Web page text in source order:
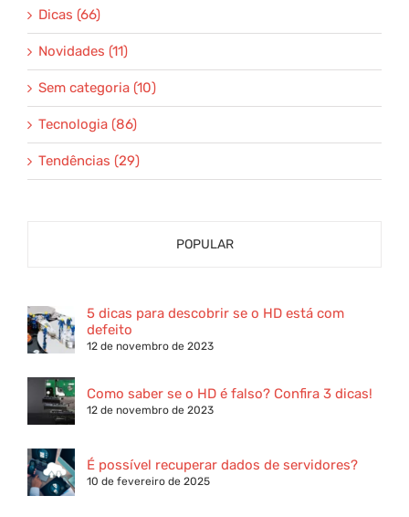
Dicas (66)
Novidades (11)
Sem categoria (10)
Tecnologia (86)
Tendências (29)
POPULAR
5 dicas para descobrir se o HD está com
defeito
12 de novembro de 2023
Como saber se o HD é falso? Confira 3 dicas!
12 de novembro de 2023
É possível recuperar dados de servidores?
10 de fevereiro de 2025